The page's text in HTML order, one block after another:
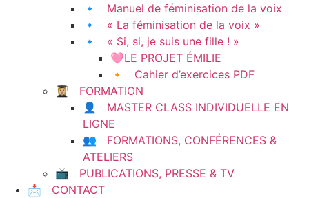
🔹 Manuel de féminisation de la voix
🔹 « La féminisation de la voix »
🔹 « Si, si, je suis une fille ! »
🩷LE PROJET ÉMILIE
🔸 Cahier d’exercices PDF
👩🏼‍🎓 FORMATION
👤 MASTER CLASS INDIVIDUELLE EN
LIGNE
👥 FORMATIONS, CONFÉRENCES &
ATELIERS
📺 PUBLICATIONS, PRESSE & TV
📩 CONTACT